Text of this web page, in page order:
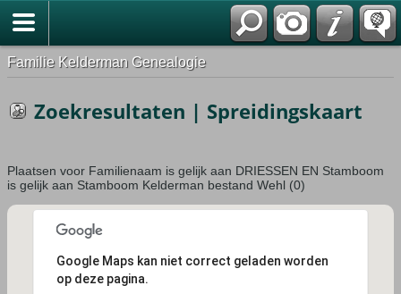
Familie Kelderman Genealogie
Zoekresultaten | Spreidingskaart
Plaatsen voor Familienaam is gelijk aan DRIESSEN EN Stamboom
is gelijk aan Stamboom Kelderman bestand Wehl (0)
Google Maps kan niet correct geladen worden
op deze pagina.